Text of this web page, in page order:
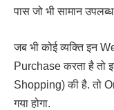
पास जो भी सामान
जब भी कोई व्यक्ति इन
Purchase करता है तो
Shopping) की है. तो
गया होगा.